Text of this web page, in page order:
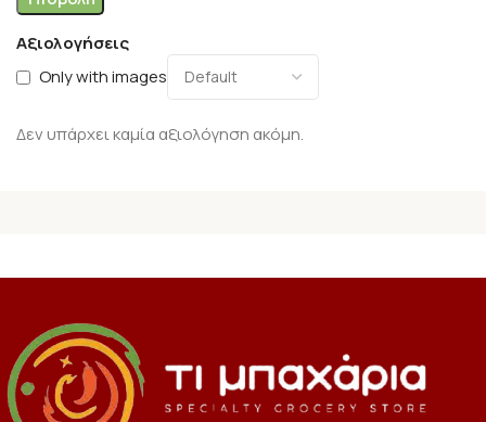
Αξιολογήσεις
Only with images
Δεν υπάρχει καμία αξιολόγηση ακόμη.